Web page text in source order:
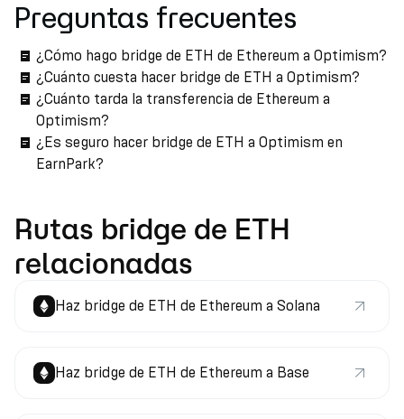
Preguntas frecuentes
¿Cómo hago bridge de ETH de Ethereum a Optimism?
¿Cuánto cuesta hacer bridge de ETH a Optimism?
¿Cuánto tarda la transferencia de Ethereum a
Optimism?
¿Es seguro hacer bridge de ETH a Optimism en
EarnPark?
Rutas bridge de ETH
relacionadas
Haz bridge de ETH de Ethereum a Solana
Haz bridge de ETH de Ethereum a Base